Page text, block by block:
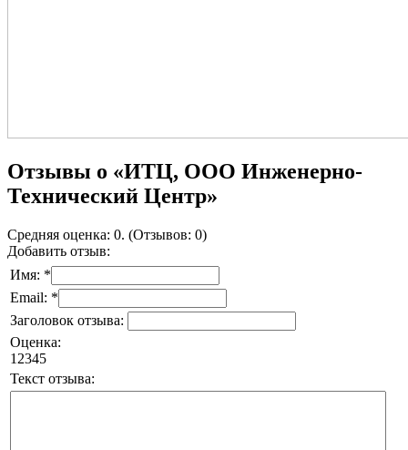
Отзывы о «ИТЦ, ООО Инженерно-
Технический Центр»
Средняя оценка: 0. (Отзывов: 0)
Добавить отзыв:
Имя: *
Email: *
Заголовок отзыва:
Оценка:
1 2345
Текст отзыва: